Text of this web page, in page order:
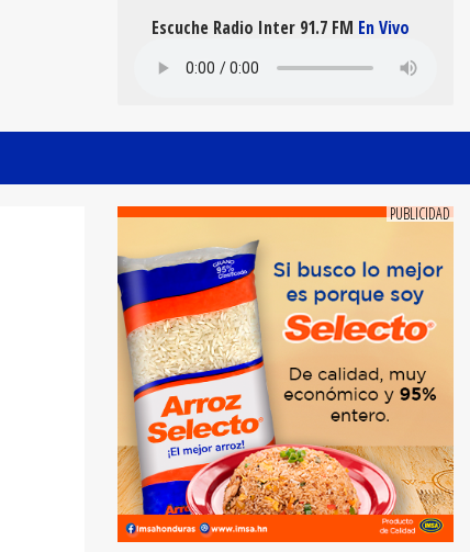
Escuche Radio Inter 91.7 FM En Vivo